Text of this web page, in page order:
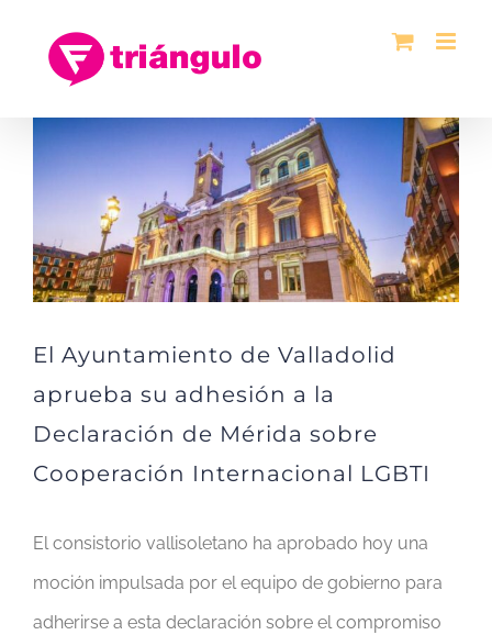
Ver
imagen
grande
El Ayuntamiento de Valladolid
aprueba su adhesión a la
Declaración de Mérida sobre
Cooperación Internacional LGBTI
El consistorio vallisoletano ha aprobado hoy una
moción impulsada por el equipo de gobierno para
adherirse a esta declaración sobre el compromiso